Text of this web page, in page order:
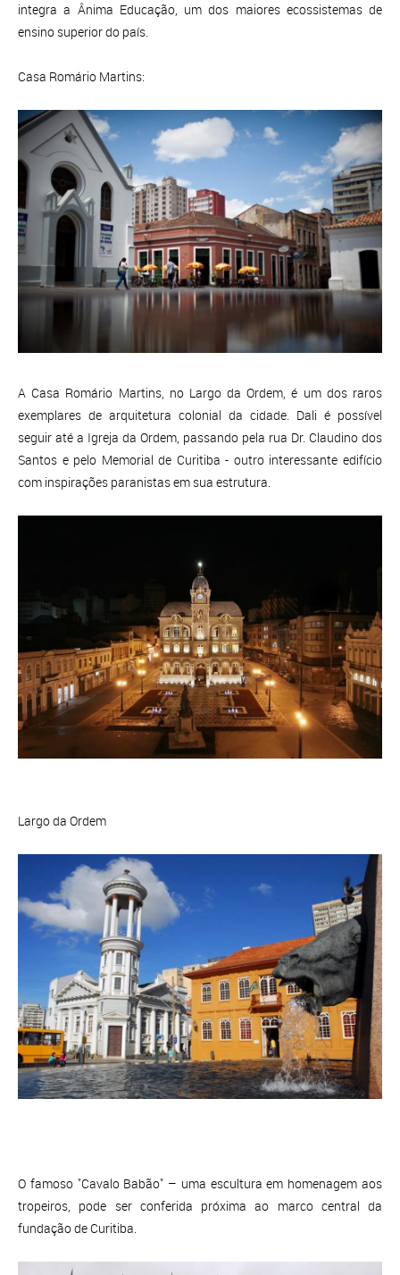
integra a Ânima Educação, um dos maiores ecossistemas de
ensino superior do país.
Casa Romário Martins:
A Casa Romário Martins, no Largo da Ordem, é um dos raros
exemplares de arquitetura colonial da cidade. Dali é possível
seguir até a Igreja da Ordem, passando pela rua Dr. Claudino dos
Santos e pelo Memorial de Curitiba - outro interessante edifício
com inspirações paranistas em sua estrutura.
Largo da Ordem
O famoso "Cavalo Babão" – uma escultura em homenagem aos
tropeiros, pode ser conferida próxima ao marco central da
fundação de Curitiba.